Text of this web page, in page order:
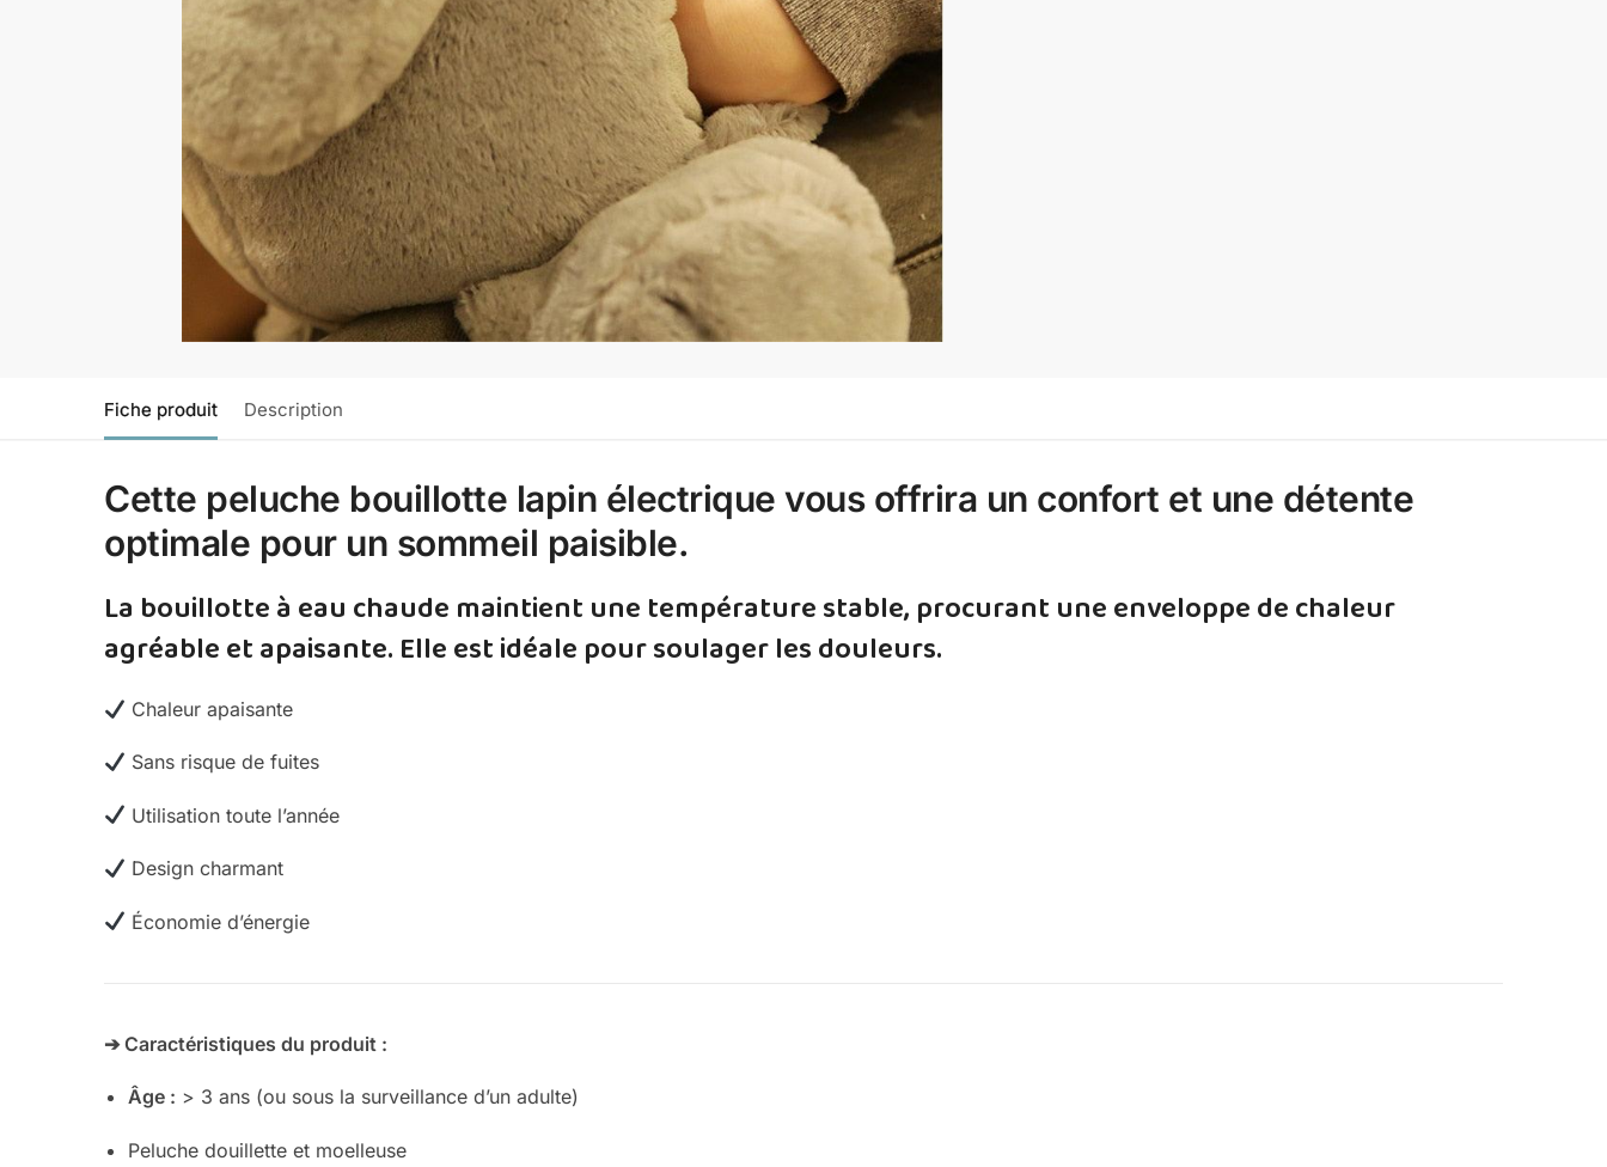
Fiche produit Description
Cette peluche bouillotte lapin électrique vous offrira un confort et une détente
optimale pour un sommeil paisible.
La bouillotte à eau chaude maintient une température stable, procurant une enveloppe de chaleur
agréable et apaisante. Elle est idéale pour soulager les douleurs.
Chaleur apaisante
Sans risque de fuites
Utilisation toute l’année
Design charmant
Économie d’énergie
➔ Caractéristiques du produit :
Âge : > 3 ans (ou sous la surveillance d’un adulte)
Peluche douillette et moelleuse